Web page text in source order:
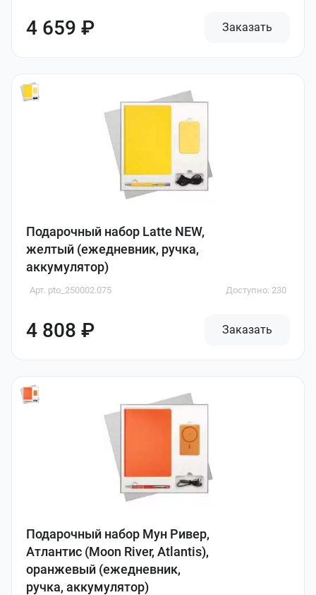
4 659 ₽ Заказать
Подарочный набор Latte NEW,
желтый (ежедневник, ручка,
аккумулятор)
Арт. pto_250002.075 Доступно: 230
4 808 ₽ Заказать
Подарочный набор Мун Ривер,
Атлантис (Moon River, Atlantis),
оранжевый (ежедневник,
ручка, аккумулятор)